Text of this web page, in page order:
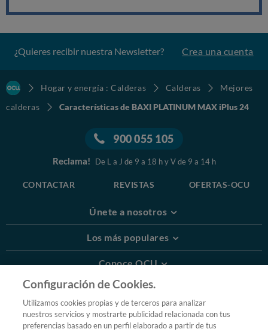
¿Quieres recibir nuestra Newsletter? Crea una cuenta
Hogar y energía : Calderas Calderas
Mejores
calderas
Características de BAXI PLATINUM MAX iPlus 24
900 055 105
Reclama! De L a J de 9 a 18 h y V de 9 a 14 h
CONTACTAR REVISTAS OFERTAS-OCU
Únete a nosotros
Los más populares
Conoce OCU
Más Información
© 2026 OCU
Configuración de Cookies.
Utilizamos cookies propias y de terceros para analizar
nuestros servicios y mostrarte publicidad relacionada con tus
preferencias basado en un perfil elaborado a partir de tus